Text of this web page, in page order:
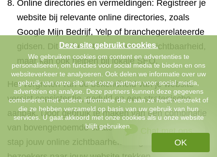
Online directories en vermeldingen: Registreer je
website bij relevante online directories, zoals
Google Mijn Bedrijf, Yelp of branchegerelateerde
gidsen. Dit verbetert niet alleen de zichtbaarheid,
maar kan ook helpen bij lokale SEO.
Het vergroten van de bekendheid van je website
vereist consistentie, geduld en een strategische
aanpak. Door gebruik te maken van een combinatie
van bovengenoemde strategieën kun je stap voor
stap jouw online zichtbaarheid vergroten en meer
Chat met ons
Deze site gebruikt cookies.
We gebruiken cookies om content en advertenties te
personaliseren, om functies voor social media te bieden en ons
websiteverkeer te analyseren. Ook delen we informatie over uw
gebruik van onze site met onze partners voor social media,
adverteren en analyse. Deze partners kunnen deze gegevens
combineren met andere informatie die u aan ze heeft verstrekt of
die ze hebben verzameld op basis van uw gebruik van hun
services. U gaat akkoord met onze cookies als u onze website
blijft gebruiken.
OK